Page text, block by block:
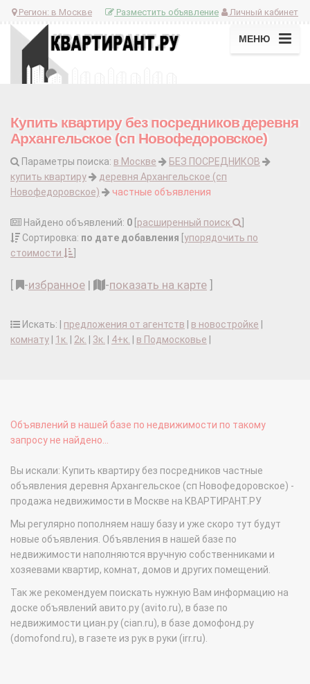
Регион: в Москве Личный кабинет
Разместить объявление
МЕНЮ
Купить квартиру без посредников деревня
Архангельское (сп Новофедоровское)
Параметры поиска: в Москве
БЕЗ ПОСРЕДНИКОВ
купить квартиру
деревня Архангельское (сп
Новофедоровское)
частные объявления
Найдено объявлений: 0 расширенный поиск
Сортировка: по дате добавления упорядочить по
стоимости
-избранное | -показать на карте
Искать: | предложения от агентств в новостройке
комнату
1к. 2к. 3к. 4+к. в Подмосковье
Объявлений в нашей базе по недвижимости по такому
запросу не найдено...
Вы искали: Купить квартиру без посредников частные
объявления деревня Архангельское (сп Новофедоровское) -
продажа недвижимости в Москве на КВАРТИРАНТ.РУ
Мы регулярно пополняем нашу базу и уже скоро тут будут
новые объявления. Объявления в нашей базе по
недвижимости наполняются вручную собственниками и
хозяевами квартир, комнат, домов и других помещений.
Так же рекомендуем поискать нужную Вам информацию на
доске объявлений авито.ру (avito.ru), в базе по
недвижимости циан.ру (cian.ru), в базе домофонд.ру
(domofond.ru), в газете из рук в руки (irr.ru).